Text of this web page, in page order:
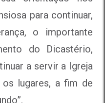
para continuar,
o importante
do Dicastério,
a servir a Igreja
lugares, a fim de